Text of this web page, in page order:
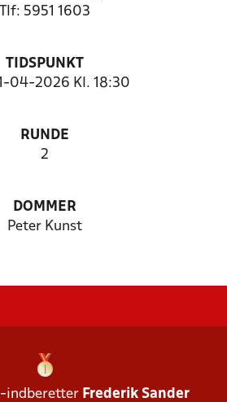
Tlf: 5951 1603
TIDSPUNKT
04-2026 Kl. 18:30
RUNDE
2
DOMMER
Peter Kunst
indberetter Frederik Sander